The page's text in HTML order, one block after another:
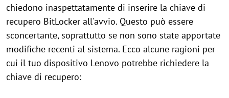
chiedono inaspettatamente di inserire la chiave di
recupero BitLocker all'avvio. Questo può essere
sconcertante, soprattutto se non sono state apportate
modifiche recenti al sistema. Ecco alcune ragioni per
cui il tuo dispositivo Lenovo potrebbe richiedere la
chiave di recupero: